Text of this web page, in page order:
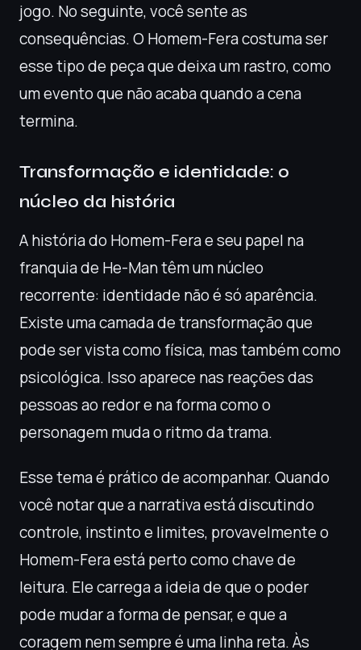
jogo. No seguinte, você sente as
consequências. O Homem-Fera costuma ser
esse tipo de peça que deixa um rastro, como
um evento que não acaba quando a cena
termina.
Transformação e identidade: o
núcleo da história
A história do Homem-Fera e seu papel na
franquia de He-Man têm um núcleo
recorrente: identidade não é só aparência.
Existe uma camada de transformação que
pode ser vista como física, mas também como
psicológica. Isso aparece nas reações das
pessoas ao redor e na forma como o
personagem muda o ritmo da trama.
Esse tema é prático de acompanhar. Quando
você notar que a narrativa está discutindo
controle, instinto e limites, provavelmente o
Homem-Fera está perto como chave de
leitura. Ele carrega a ideia de que o poder
pode mudar a forma de pensar, e que a
coragem nem sempre é uma linha reta. Às